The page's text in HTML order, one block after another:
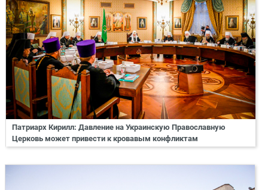
Патриарх Кирилл: Давление на Украинскую Православную
Церковь может привести к кровавым конфликтам